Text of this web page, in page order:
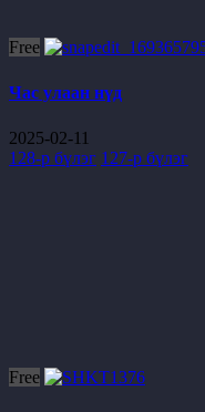
Free
Час улаан нүд
2025-02-11
128-р бүлэг 127-р бүлэг
Free